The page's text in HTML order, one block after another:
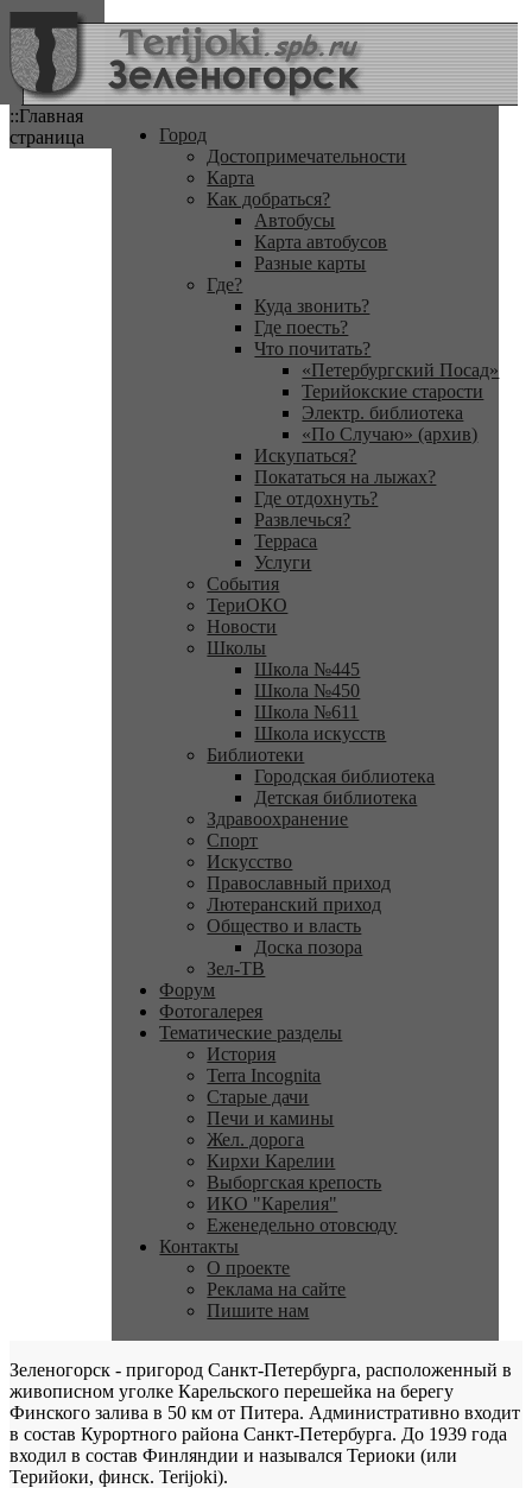
::Главная
страница
Город
Достопримечательности
Карта
Как добраться?
Автобусы
Карта автобусов
Разные карты
Где?
Куда звонить?
Где поесть?
Что почитать?
«Петербургский Посад»
Терийокские старости
Электр. библиотека
«По Случаю» (архив)
Искупаться?
Покататься на лыжах?
Где отдохнуть?
Развлечься?
Терраса
Услуги
События
ТериОКО
Новости
Школы
Школа №445
Школа №450
Школа №611
Школа искусств
Библиотеки
Городская библиотека
Детская библиотека
Здравоохранение
Спорт
Искусство
Православный приход
Лютеранский приход
Общество и власть
Доска позора
Зел-ТВ
Форум
Фотогалерея
Тематические разделы
История
Terra Incognita
Старые дачи
Печи и камины
Жел. дорога
Кирхи Карелии
Выборгская крепость
ИКО "Карелия"
Еженедельно отовсюду
Контакты
О проекте
Реклама на сайте
Пишите нам
Зеленогорск - пригород Санкт-Петербурга, расположенный в
живописном уголке Карельского перешейка на берегу
Финского залива в 50 км от Питера. Административно входит
в состав Курортного района Санкт-Петербурга. До 1939 года
входил в состав Финляндии и назывался Териоки (или
Терийоки, финск. Terijoki).